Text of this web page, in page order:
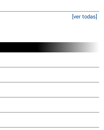
[ver todas]